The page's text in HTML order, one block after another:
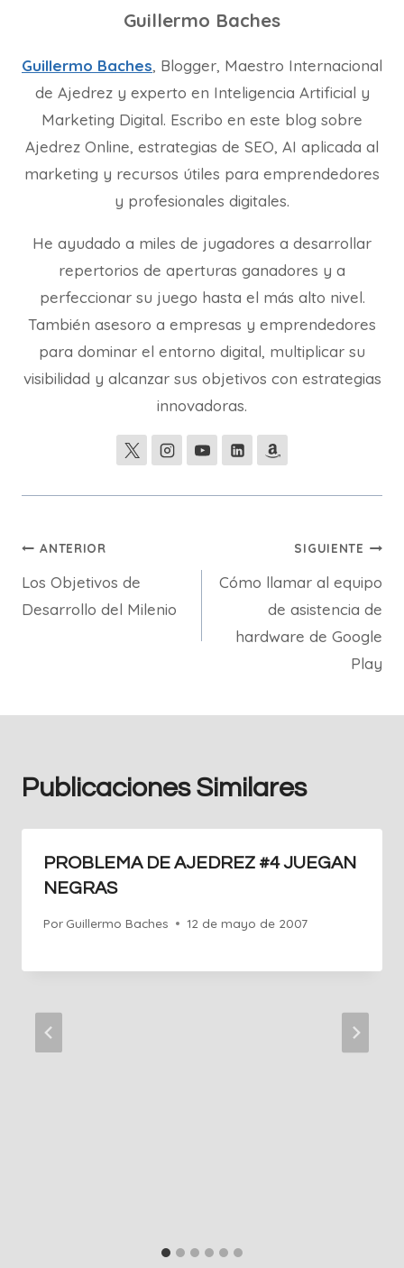
Guillermo Baches
Guillermo Baches, Blogger, Maestro Internacional
de Ajedrez y experto en Inteligencia Artificial y
Marketing Digital. Escribo en este blog sobre
Ajedrez Online, estrategias de SEO, AI aplicada al
marketing y recursos útiles para emprendedores
y profesionales digitales.
He ayudado a miles de jugadores a desarrollar
repertorios de aperturas ganadores y a
perfeccionar su juego hasta el más alto nivel.
También asesoro a empresas y emprendedores
para dominar el entorno digital, multiplicar su
visibilidad y alcanzar sus objetivos con estrategias
innovadoras.
Navegación
de
ANTERIOR
Los Objetivos de
Desarrollo del Milenio
SIGUIENTE
Cómo llamar al equipo
de asistencia de
hardware de Google
Play
Publicaciones Similares
PROBLEMA DE AJEDREZ #4 JUEGAN
NEGRAS
Por Guillermo Baches 12 de mayo de 2007